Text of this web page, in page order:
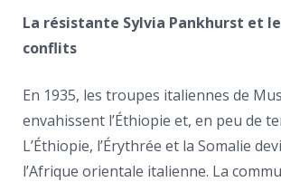
La résistante Sylvia Pankhurst et
conflits
En 1935, les troupes italiennes de
envahissent l’Éthiopie et, en peu de
L’Éthiopie, l’Érythrée et la Somalie
l’Afrique orientale italienne. La